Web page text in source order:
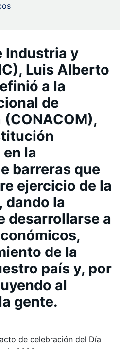
Industria y
Luis Alberto
a la
de
la
barreras que
ejercicio de la
dando la
desarrollarse a
de la
país y, por
al
gente.
de celebración del Día